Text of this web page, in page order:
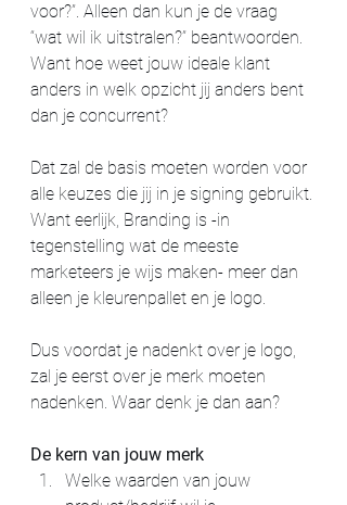
voor?”. Alleen dan kun je de vraag
“wat wil ik uitstralen?” beantwoorden.
Want hoe weet jouw ideale klant
anders in welk opzicht jij anders bent
dan je concurrent?
Dat zal de basis moeten worden voor
alle keuzes die jij in je signing gebruikt.
Want eerlijk, Branding is -in
tegenstelling wat de meeste
marketeers je wijs maken- meer dan
alleen je kleurenpallet en je logo.
Dus voordat je nadenkt over je logo,
zal je eerst over je merk moeten
nadenken. Waar denk je dan aan?
De kern van jouw merk
Welke waarden van jouw